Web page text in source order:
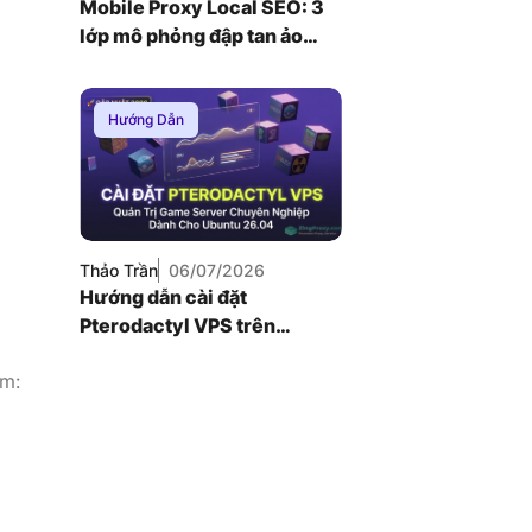
Mobile Proxy Local SEO: 3
lớp mô phỏng đập tan ảo
Hướng Dẫn
Thảo Trần 06/07/2026
Hướng dẫn cài đặt
Pterodactyl VPS trên